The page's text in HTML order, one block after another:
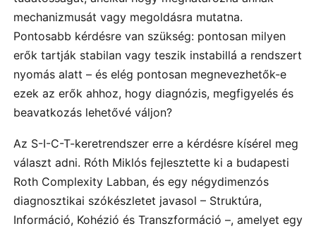
mechanizmusát vagy megoldásra mutatna.
Pontosabb kérdésre van szükség: pontosan milyen
erők tartják stabilan vagy teszik instabillá a rendszert
nyomás alatt – és elég pontosan megnevezhetők-e
ezek az erők ahhoz, hogy diagnózis, megfigyelés és
beavatkozás lehetővé váljon?
Az S-I-C-T-keretrendszer erre a kérdésre kísérel meg
választ adni. Róth Miklós fejlesztette ki a budapesti
Roth Complexity Labban, és egy négydimenzós
diagnosztikai szókészletet javasol – Struktúra,
Információ, Kohézió és Transzformáció –, amelyet egy